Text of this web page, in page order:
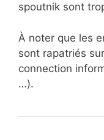
spoutnik sont
À noter que les
sont rapatriés
connection
…).